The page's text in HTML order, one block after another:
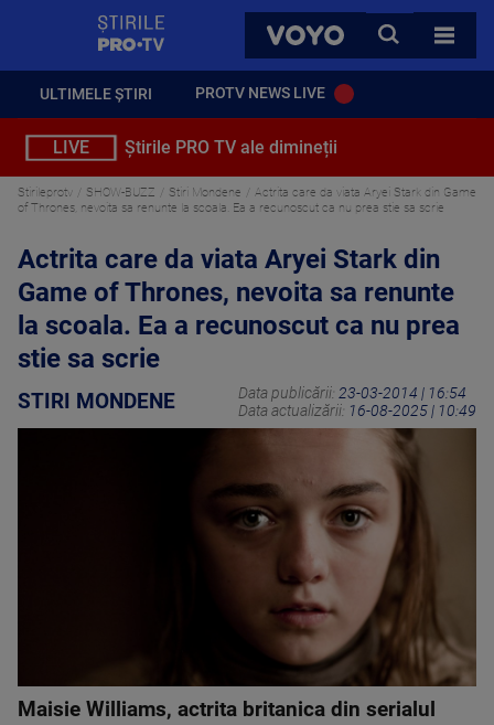
VOYO
CAUTA
TOATE
ULTIMELE ȘTIRI PROTV NEWS LIVE
LIVE Știrile PRO TV ale dimineții
Stirileprotv SHOW-BUZZ Stiri Mondene
Actrita care da viata Aryei Stark din Game
of Thrones, nevoita sa renunte la scoala. Ea a recunoscut ca nu prea stie sa scrie
Actrita care da viata Aryei Stark din
Game of Thrones, nevoita sa renunte
la scoala. Ea a recunoscut ca nu prea
stie sa scrie
STIRI MONDENE Data publicării: 23-03-2014 | 16:54
Data actualizării: 16-08-2025 | 10:49
Maisie Williams, actrita britanica din serialul